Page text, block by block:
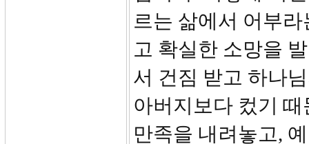
르는 삶에서 어부
고 확실한 소망을
서 건짐 받고 하나
아버지보다 컸기
만족을 내려놓고,